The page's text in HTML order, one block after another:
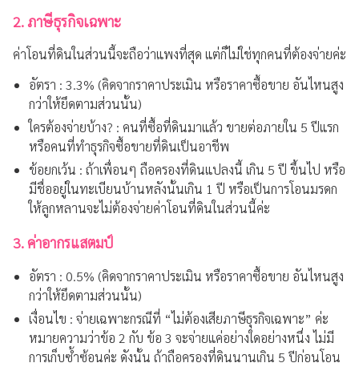
2. ภาษีธุรกิจเฉพาะ
ค่าโอนที่ดินในส่วนนี้จะถือว่าแพงที่สุด แต่ก็ไม่ใช่ทุกคนที่ต้องจ่ายค่ะ
อัตรา : 3.3% (คิดจากราคาประเมิน หรือราคาซื้อขาย อันไหนสูง
กว่าให้ยึดตามส่วนนั้น)
ใครต้องจ่ายบ้าง? : คนที่ซื้อที่ดินมาแล้ว ขายต่อภายใน 5 ปีแรก
หรือคนที่ทำธุรกิจซื้อขายที่ดินเป็นอาชีพ
ข้อยกเว้น : ถ้าเพื่อนๆ ถือครองที่ดินแปลงนี้ เกิน 5 ปี ขึ้นไป หรือ
มีชื่ออยู่ในทะเบียนบ้านหลังนั้นเกิน 1 ปี หรือเป็นการโอนมรดก
ให้ลูกหลานจะไม่ต้องจ่ายค่าโอนที่ดินในส่วนนี้ค่ะ
3. ค่าอากรแสตมป์
อัตรา : 0.5% (คิดจากราคาประเมิน หรือราคาซื้อขาย อันไหนสูง
กว่าให้ยึดตามส่วนนั้น)
เงื่อนไข : จ่ายเฉพาะกรณีที่ “ไม่ต้องเสียภาษีธุรกิจเฉพาะ” ค่ะ
หมายความว่าข้อ 2 กับ ข้อ 3 จะจ่ายแค่อย่างใดอย่างหนึ่ง ไม่มี
การเก็บซ้ำซ้อนค่ะ ดังนั้น ถ้าถือครองที่ดินนานเกิน 5 ปีก่อนโอน